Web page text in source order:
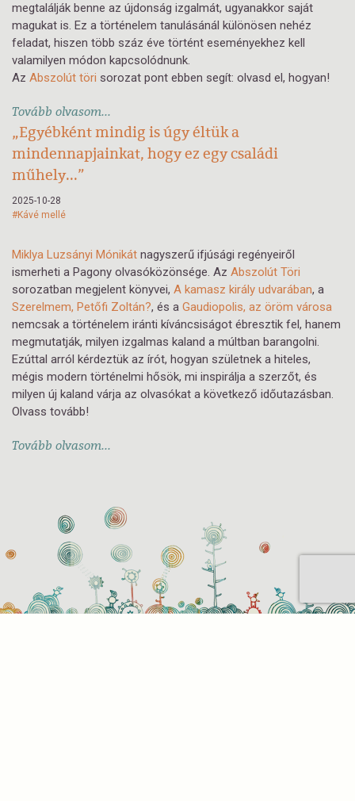
megtalálják benne az újdonság izgalmát, ugyanakkor saját
magukat is. Ez a történelem tanulásánál különösen nehéz
feladat, hiszen több száz éve történt eseményekhez kell
valamilyen módon kapcsolódnunk.
Az Abszolút töri sorozat pont ebben segít: olvasd el, hogyan!
Tovább olvasom...
„Egyébként mindig is úgy éltük a
mindennapjainkat, hogy ez egy családi
műhely...”
2025-10-28
#Kávé mellé
Miklya Luzsányi Mónikát nagyszerű ifjúsági regényeiről
ismerheti a Pagony olvasóközönsége. Az Abszolút Töri
sorozatban megjelent könyvei, A kamasz király udvarában, a
Szerelmem, Petőfi Zoltán?, és a Gaudiopolis, az öröm városa
nemcsak a történelem iránti kíváncsiságot ébresztik fel, hanem
megmutatják, milyen izgalmas kaland a múltban barangolni.
Ezúttal arról kérdeztük az írót, hogyan születnek a hiteles,
mégis modern történelmi hősök, mi inspirálja a szerzőt, és
milyen új kaland várja az olvasókat a következő időutazásban.
Olvass tovább!
Tovább olvasom...